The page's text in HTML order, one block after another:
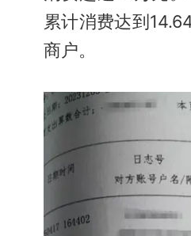
累计消费达到
商户。